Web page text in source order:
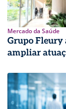
Mercado da Saúde
Grupo Fleury
ampliar